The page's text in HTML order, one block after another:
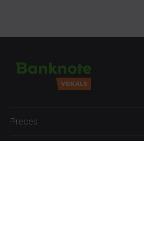
Preces